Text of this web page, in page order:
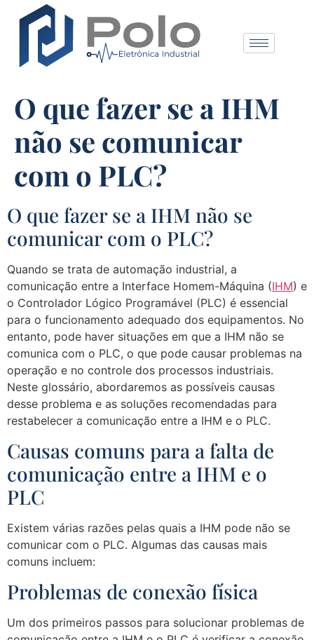
O que fazer se a IHM
não se comunicar
com o PLC?
O que fazer se a IHM não se
comunicar com o PLC?
Quando se trata de automação industrial, a
comunicação entre a Interface Homem-Máquina (IHM) e
o Controlador Lógico Programável (PLC) é essencial
para o funcionamento adequado dos equipamentos. No
entanto, pode haver situações em que a IHM não se
comunica com o PLC, o que pode causar problemas na
operação e no controle dos processos industriais.
Neste glossário, abordaremos as possíveis causas
desse problema e as soluções recomendadas para
restabelecer a comunicação entre a IHM e o PLC.
Causas comuns para a falta de
comunicação entre a IHM e o
PLC
Existem várias razões pelas quais a IHM pode não se
comunicar com o PLC. Algumas das causas mais
comuns incluem:
Problemas de conexão física
Um dos primeiros passos para solucionar problemas de